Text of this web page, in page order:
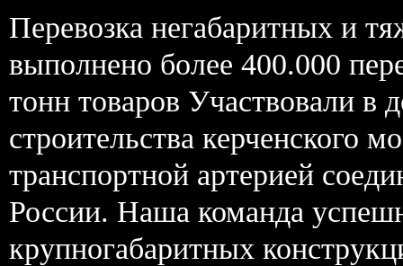
Перевозка негабаритных и
выполнено более 400.000
тонн товаров Участвовали в
строительства керченского
транспортной артерией
России. Наша команда
крупногабаритных